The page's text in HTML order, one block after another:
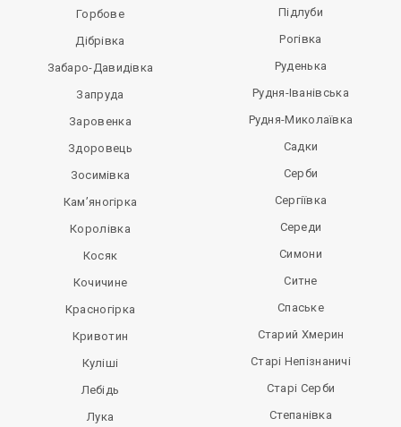
Горбове
Дібрівка
Забаро-Давидівка
Запруда
Заровенка
Здоровець
Зосимівка
Кам’яногірка
Королівка
Косяк
Кочичине
Красногірка
Кривотин
Куліші
Лебідь
Лука
Підлуби
Рогівка
Руденька
Рудня-Іванівська
Рудня-Миколаївка
Садки
Серби
Сергіївка
Середи
Симони
Ситне
Спаське
Старий Хмерин
Старі Непізнаничі
Старі Серби
Степанівка